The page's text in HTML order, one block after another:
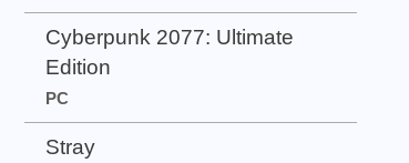
Cyberpunk 2077: Ultimate
Edition
PC
Stray